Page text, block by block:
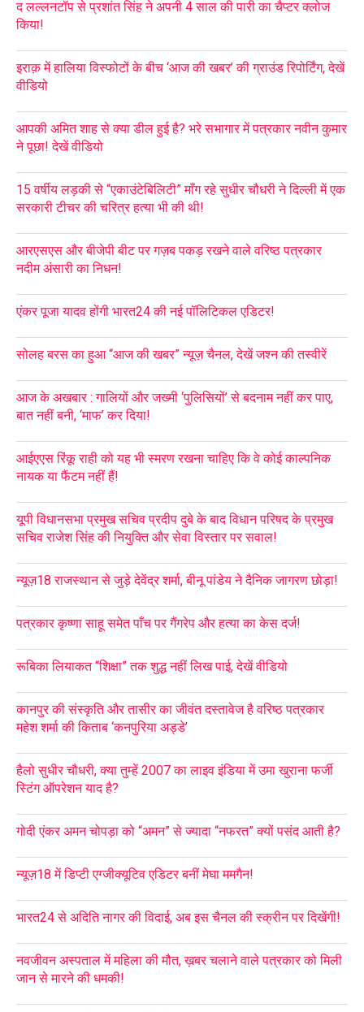
द लल्लनटॉप से प्रशांत सिंह ने अपनी 4 साल की पारी का चैप्टर क्लोज
किया!
इराक़ में हालिया विस्फोटों के बीच ‘आज की खबर’ की ग्राउंड रिपोर्टिंग, देखें
वीडियो
आपकी अमित शाह से क्या डील हुई है? भरे सभागार में पत्रकार नवीन कुमार
ने पूछा! देखें वीडियो
15 वर्षीय लड़की से “एकाउंटेबिलिटी” माँग रहे सुधीर चौधरी ने दिल्ली में एक
सरकारी टीचर की चरित्र हत्या भी की थी!
आरएसएस और बीजेपी बीट पर गज़ब पकड़ रखने वाले वरिष्ठ पत्रकार
नदीम अंसारी का निधन!
एंकर पूजा यादव होंगी भारत24 की नई पॉलिटिकल एडिटर!
सोलह बरस का हुआ “आज की खबर” न्यूज़ चैनल, देखें जश्न की तस्वीरें
आज के अखबार : गालियों और जख्मी ‘पुलिसियों’ से बदनाम नहीं कर पाए,
बात नहीं बनी, ‘माफ’ कर दिया!
आईएएस रिंकू राही को यह भी स्मरण रखना चाहिए कि वे कोई काल्पनिक
नायक या फैंटम नहीं हैं!
यूपी विधानसभा प्रमुख सचिव प्रदीप दुबे के बाद विधान परिषद के प्रमुख
सचिव राजेश सिंह की नियुक्ति और सेवा विस्तार पर सवाल!
न्यूज़18 राजस्थान से जुड़े देवेंद्र शर्मा, बीनू पांडेय ने दैनिक जागरण छोड़ा!
पत्रकार कृष्णा साहू समेत पाँच पर गैंगरेप और हत्या का केस दर्ज!
रूबिका लियाकत “शिक्षा” तक शुद्ध नहीं लिख पाई, देखें वीडियो
कानपुर की संस्कृति और तासीर का जीवंत दस्तावेज है वरिष्ठ पत्रकार
महेश शर्मा की किताब ‘कनपुरिया अड्डे’
हैलो सुधीर चौधरी, क्या तुम्हें 2007 का लाइव इंडिया में उमा खुराना फर्जी
स्टिंग ऑपरेशन याद है?
गोदी एंकर अमन चोपड़ा को “अमन” से ज्यादा “नफरत” क्यों पसंद आती है?
न्यूज़18 में डिप्टी एग्जीक्यूटिव एडिटर बनीं मेघा ममगैन!
भारत24 से अदिति नागर की विदाई, अब इस चैनल की स्क्रीन पर दिखेंगी!
नवजीवन अस्पताल में महिला की मौत, ख़बर चलाने वाले पत्रकार को मिली
जान से मारने की धमकी!